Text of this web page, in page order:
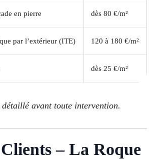
en pierre dès 80 €/m²
par l’extérieur (ITE) 120 à 180 €/m²
dès 25 €/m²
avant toute intervention.
– La Roque